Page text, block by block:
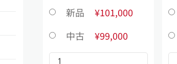
新品
¥101,000
中古
¥99,000